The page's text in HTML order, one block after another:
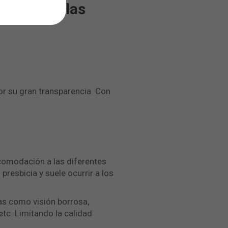
explica las
su gran transparencia. Con
a las diferentes
y suele ocurrir a los
como visión borrosa,
Limitando la calidad